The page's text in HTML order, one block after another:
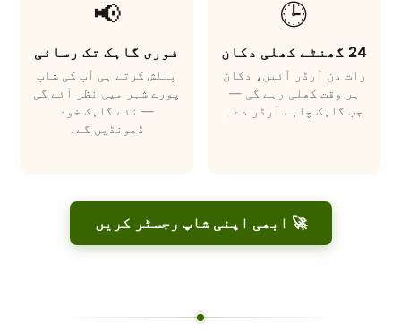
🕒
24 گھنٹے کھلی دکان
رات دن آرڈر آئیں، دکان
ہر وقت کھلی رہے گی —
جب گاہک چاہے آرڈر دے۔
📢
فوری گاہک تک رسائی
پبلش کرتے ہی آپ کی شاپ
پورے شہر میں نظر آئے گی
— نئے گاہک خود
ڈھونڈیں گے۔
🚀 ابھی اپنی شاپ رجسٹر کریں